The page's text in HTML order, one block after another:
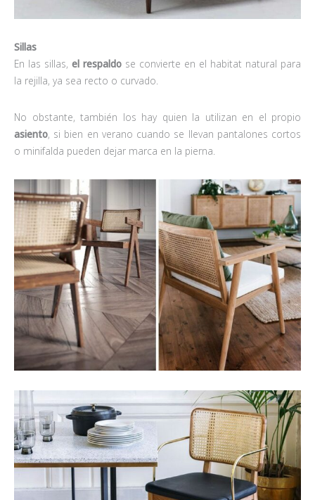
Sillas
En las sillas, el respaldo se convierte en el habitat natural para
la rejilla, ya sea recto o curvado.
No obstante, también los hay quien la utilizan en el propio
asiento, si bien en verano cuando se llevan pantalones cortos
o minifalda pueden dejar marca en la pierna.